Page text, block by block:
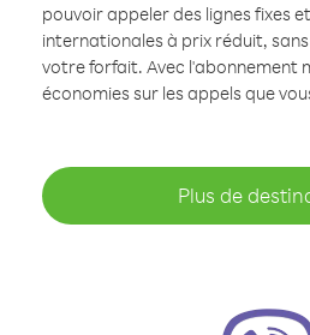
pouvoir appeler des lignes fixes
internationales à prix réduit,
votre forfait. Avec l'abonnement
économies sur les appels que
Plus de